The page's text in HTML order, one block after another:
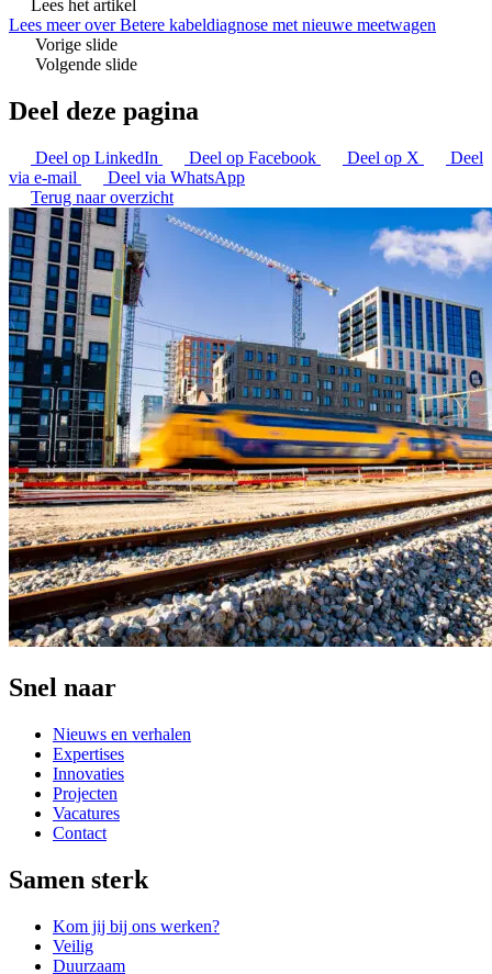
Lees het artikel
Lees meer over Betere kabeldiagnose met nieuwe meetwagen
Vorige slide
Volgende slide
Deel deze pagina
Deel op LinkedIn Deel op Facebook Deel op X
Deel
via e-mail
Deel via WhatsApp
Terug naar overzicht
Snel naar
Nieuws en verhalen
Expertises
Innovaties
Projecten
Vacatures
Contact
Samen sterk
Kom jij bij ons werken?
Veilig
Duurzaam